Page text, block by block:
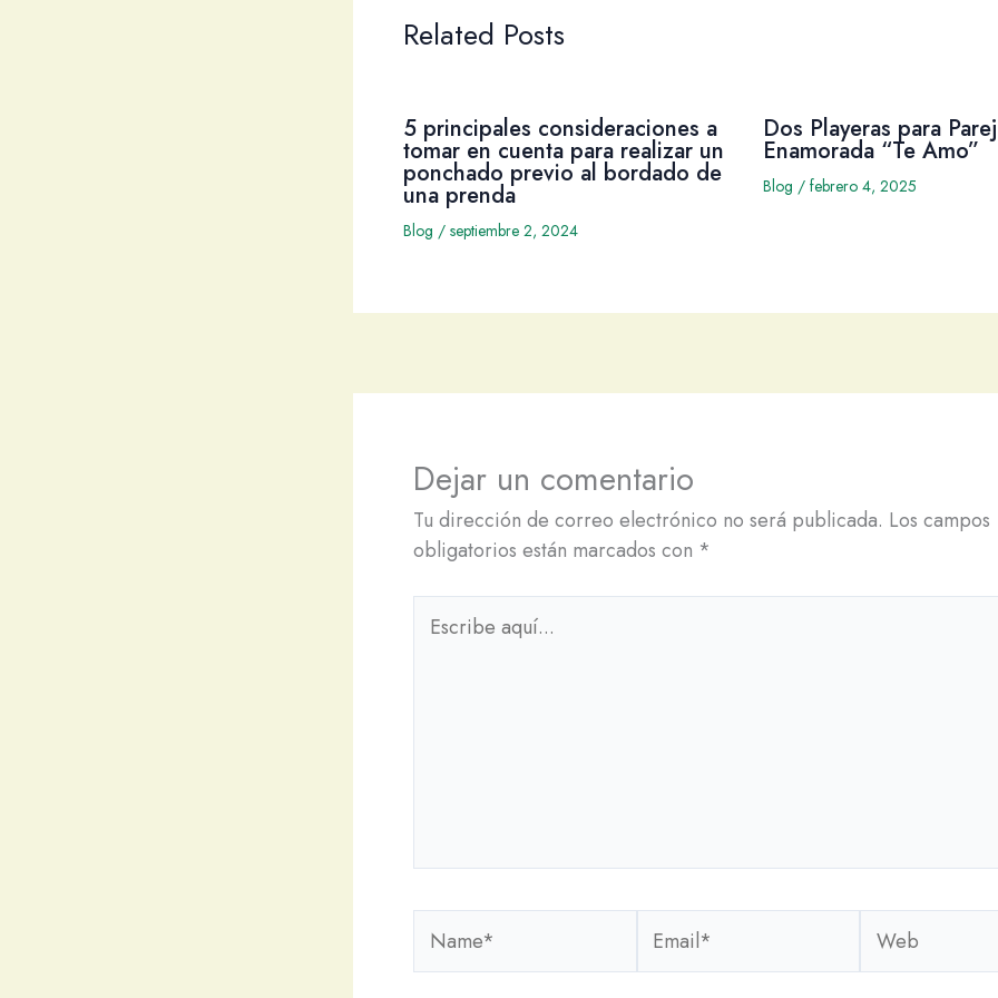
Related Posts
5 principales consideraciones a
tomar en cuenta para realizar un
ponchado previo al bordado de
una prenda
Blog / septiembre 2, 2024
Dos Playeras para
Enamorada “Te Amo”
Blog / febrero 4, 2025
Dejar un comentario
Tu dirección de correo electrónico no será publicada. Los campos
obligatorios están marcados con *
Escribe
aquí...